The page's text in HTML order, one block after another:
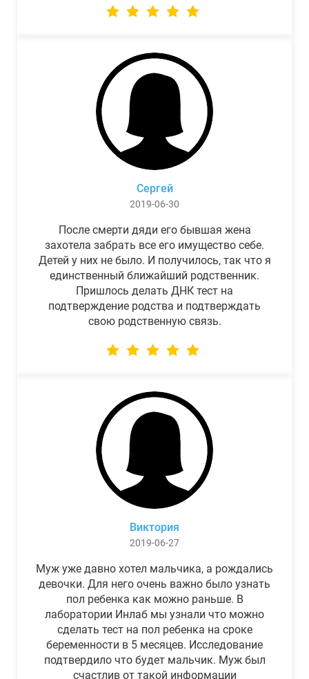
Сергей
2019-06-30
После смерти дяди его бывшая жена
захотела забрать все его имущество себе.
Детей у них не было. И получилось, так что я
единственный ближайший родственник.
Пришлось делать ДНК тест на
подтверждение родства и подтверждать
свою родственную связь.
Виктория
2019-06-27
Муж уже давно хотел мальчика, а рождались
девочки. Для него очень важно было узнать
пол ребенка как можно раньше. В
лаборатории Инлаб мы узнали что можно
сделать тест на пол ребенка на сроке
беременности в 5 месяцев. Исследование
подтвердило что будет мальчик. Муж был
счастлив от такой информации